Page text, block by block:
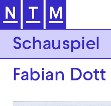
Zur
Schauspiel
Fabian Dott